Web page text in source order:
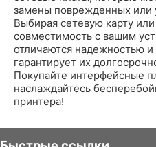
замены поврежденных или
Выбирая сетевую карту
совместимость с вашим
отличаются надежностью
гарантирует их
Покупайте интерфейсные
наслаждайтесь
принтера!